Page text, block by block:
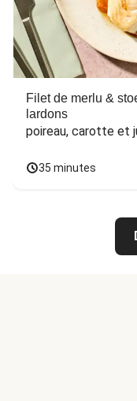
Filet de merlu &
lardons
poireau, carotte et
35 minutes